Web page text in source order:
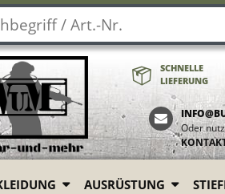
SCHNELLE
LIEFERUNG
Oder
AUSRÜSTUNG